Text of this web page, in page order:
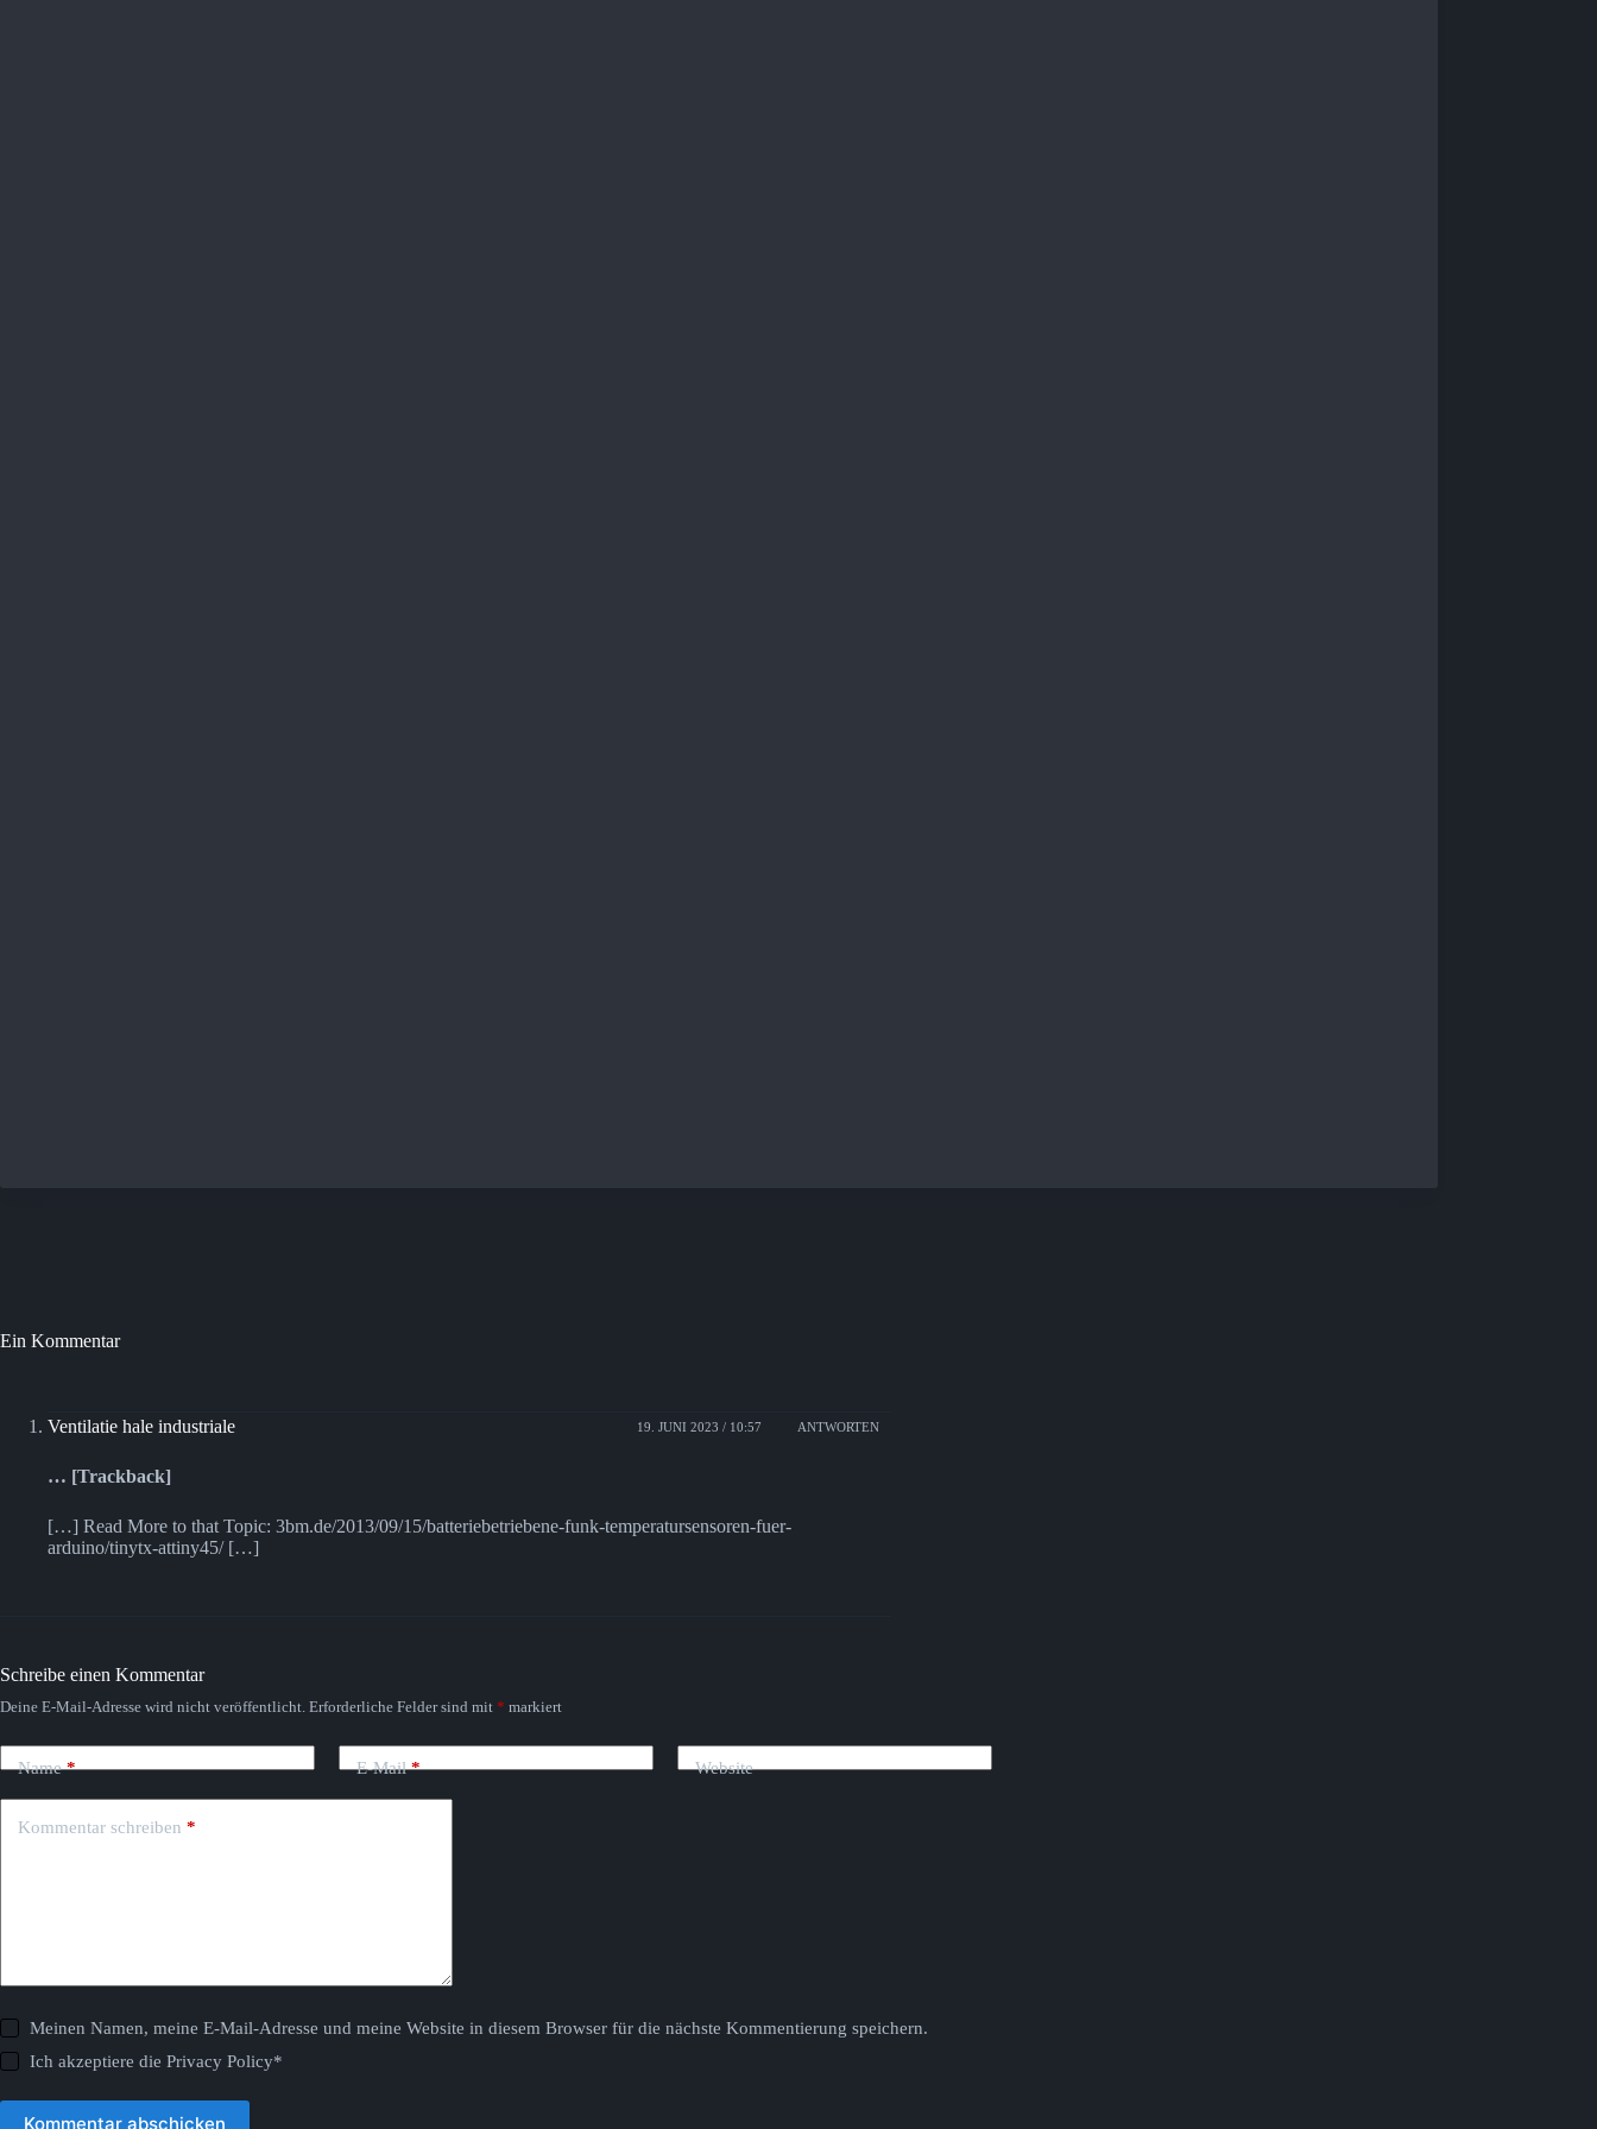
Ein Kommentar
Ventilatie hale industriale 19. JUNI 2023 / 10:57 ANTWORTEN
… [Trackback]
[…] Read More to that Topic: 3bm.de/2013/09/15/batteriebetriebene-funk-temperatursensoren-fuer-
arduino/tinytx-attiny45/ […]
Schreibe einen Kommentar
Deine E-Mail-Adresse wird nicht veröffentlicht. Erforderliche Felder sind mit * markiert
Name* E-Mail* Website
Kommentar schreiben *
Meinen Namen, meine E-Mail-Adresse und meine Website in diesem Browser für die nächste Kommentierung speichern.
Ich akzeptiere diePrivacy Policy*
Kommentar abschicken